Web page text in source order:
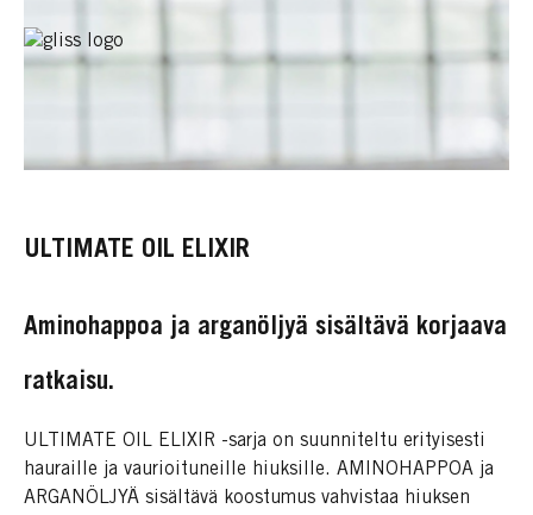
ULTIMATE OIL ELIXIR
Aminohappoa ja arganöljyä sisältävä korjaava
ratkaisu.
ULTIMATE OIL ELIXIR -sarja on suunniteltu erityisesti
hauraille ja vaurioituneille hiuksille. AMINOHAPPOA ja
ARGANÖLJYÄ sisältävä koostumus vahvistaa hiuksen